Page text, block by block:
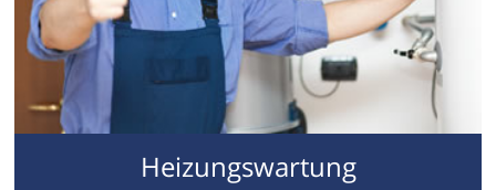
Heizungswartung